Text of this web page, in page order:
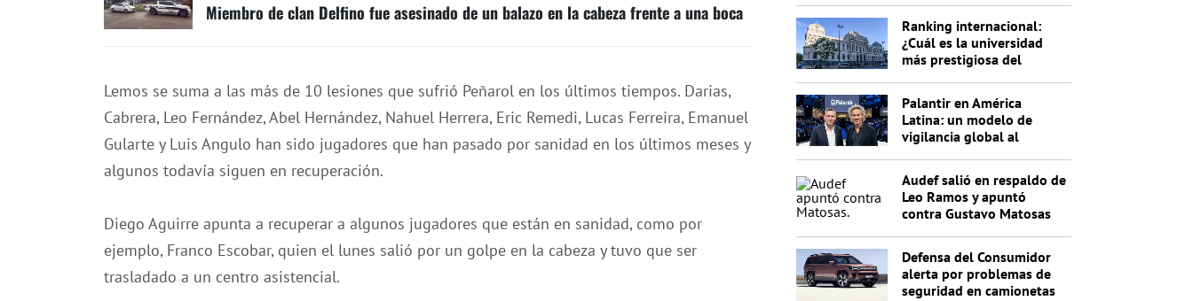
Miembro de clan Delfino fue asesinado de un balazo en la cabeza frente a una boca
Lemos se suma a las más de 10 lesiones que sufrió Peñarol en los últimos tiempos. Darias,
Cabrera, Leo Fernández, Abel Hernández, Nahuel Herrera, Eric Remedi, Lucas Ferreira, Emanuel
Gularte y Luis Angulo han sido jugadores que han pasado por sanidad en los últimos meses y
algunos todavía siguen en recuperación.
Diego Aguirre apunta a recuperar a algunos jugadores que están en sanidad, como por
ejemplo, Franco Escobar, quien el lunes salió por un golpe en la cabeza y tuvo que ser
trasladado a un centro asistencial.
Ranking internacional:
¿Cuál es la universidad
más prestigiosa del
Palantir en América
Latina: un modelo de
vigilancia global al
Audef salió en respaldo de
Leo Ramos y apuntó
contra Gustavo Matosas
Defensa del Consumidor
alerta por problemas de
seguridad en camionetas